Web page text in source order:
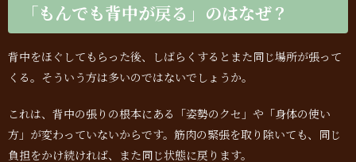
「もんでも背中が戻る」のはなぜ？
背中をほぐしてもらった後、しばらくするとまた同じ場所が張って
くる。そういう方は多いのではないでしょうか。
これは、背中の張りの根本にある「姿勢のクセ」や「身体の使い
方」が変わっていないからです。筋肉の緊張を取り除いても、同じ
負担をかけ続ければ、また同じ状態に戻ります。